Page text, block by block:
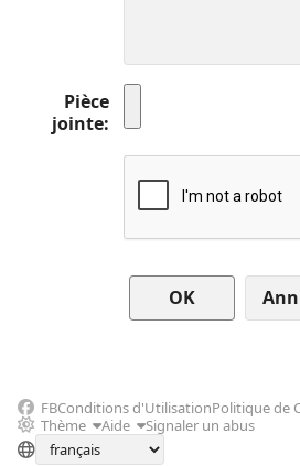
Pièce
jointe
FBConditions d'UtilisationPolitique de
Thème
Aide Signaler un abus